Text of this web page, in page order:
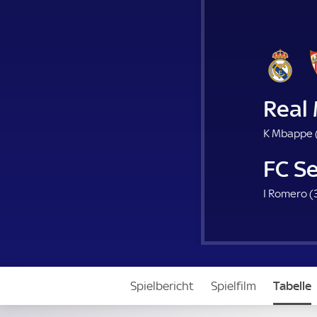
Real
K Mbappe
FC
I Romero (
Spielbericht Spielfilm Tabelle